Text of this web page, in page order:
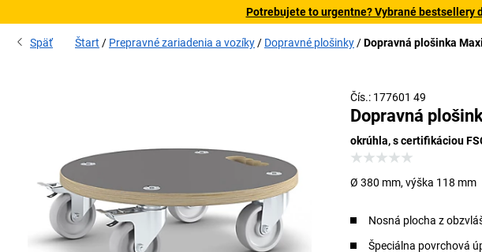
Potrebujete to urgentne? Vybrané bestsellery
Späť Štart Prepravné zariadenia a vozíky Dopravné plošinky Dopravná plošinka
Čís.: 177601 49
Dopravná
okrúhla, s certifikáciou
Ø 380 mm, výška 118 mm
Nosná plocha z
Špeciálna povrchová